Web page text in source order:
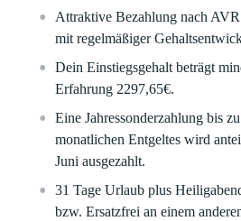
Attraktive Bezahlung nach
mit regelmäßiger
Dein Einstiegsgehalt beträgt
Erfahrung 2297,65€.
Eine Jahressonderzahlung bis
monatlichen Entgeltes wird
Juni ausgezahlt.
31 Tage Urlaub plus
bzw. Ersatzfrei an einem